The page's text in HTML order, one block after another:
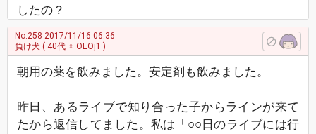
したの？
No.258 2017/11/16 06:36
負け犬 ( 40代 ♀ OEOj1 )
朝用の薬を飲みました。安定剤も飲みました。
昨日、あるライブで知り合った子からラインが来て
たから返信してました。私は「○○日のライブには行